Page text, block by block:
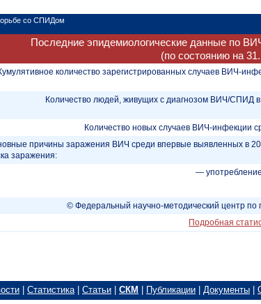
со СПИДом
Последние эпидемиологические данные по
(по состоянию на
количество зарегистрированных случаев ВИЧ-
Количество людей, живущих с диагнозом ВИЧ/СПИД
Количество новых случаев ВИЧ-инфекции
причины заражения ВИЧ среди впервые выявленных в
заражения:
—
© Федеральный научно-методический центр
Подробная
Статистика| Статьи СКМ Публикации Документы